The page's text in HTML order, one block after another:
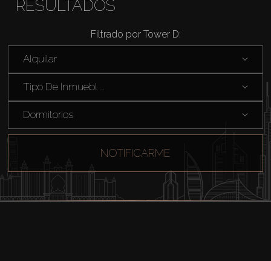
RESULTADOS
Filtrado por Tower D:
Alquilar
Tipo De Inmuebl ...
Dormitorios
NOTIFICARME